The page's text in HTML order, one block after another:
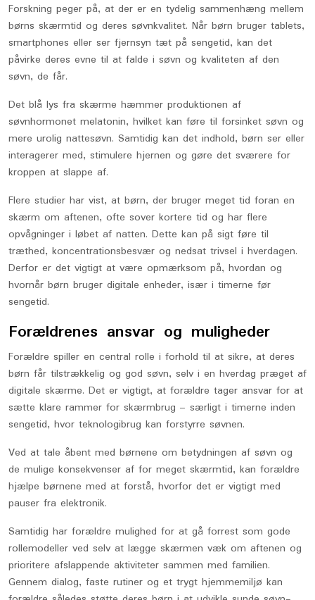
Forskning peger på, at der er en tydelig sammenhæng mellem
børns skærmtid og deres søvnkvalitet. Når børn bruger tablets,
smartphones eller ser fjernsyn tæt på sengetid, kan det
påvirke deres evne til at falde i søvn og kvaliteten af den
søvn, de får.
Det blå lys fra skærme hæmmer produktionen af
søvnhormonet melatonin, hvilket kan føre til forsinket søvn og
mere urolig nattesøvn. Samtidig kan det indhold, børn ser eller
interagerer med, stimulere hjernen og gøre det sværere for
kroppen at slappe af.
Flere studier har vist, at børn, der bruger meget tid foran en
skærm om aftenen, ofte sover kortere tid og har flere
opvågninger i løbet af natten. Dette kan på sigt føre til
træthed, koncentrationsbesvær og nedsat trivsel i hverdagen.
Derfor er det vigtigt at være opmærksom på, hvordan og
hvornår børn bruger digitale enheder, især i timerne før
sengetid.
Forældrenes ansvar og muligheder
Forældre spiller en central rolle i forhold til at sikre, at deres
børn får tilstrækkelig og god søvn, selv i en hverdag præget af
digitale skærme. Det er vigtigt, at forældre tager ansvar for at
sætte klare rammer for skærmbrug – særligt i timerne inden
sengetid, hvor teknologibrug kan forstyrre søvnen.
Ved at tale åbent med børnene om betydningen af søvn og
de mulige konsekvenser af for meget skærmtid, kan forældre
hjælpe børnene med at forstå, hvorfor det er vigtigt med
pauser fra elektronik.
Samtidig har forældre mulighed for at gå forrest som gode
rollemodeller ved selv at lægge skærmen væk om aftenen og
prioritere afslappende aktiviteter sammen med familien.
Gennem dialog, faste rutiner og et trygt hjemmemiljø kan